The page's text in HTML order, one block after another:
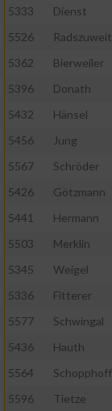
5333
Dienst
5526
Radszuweit
5362
Bierweiler
5396
Donath
5432
Hänsel
5456
Jung
5567
Schröder
5426
Götzmann
5441
Hermann
5503
Merklin
5345
Weigel
5336
Fitterer
5577
Schwingal
5436
Hauth
5564
Schopphoff
5596
Tietze